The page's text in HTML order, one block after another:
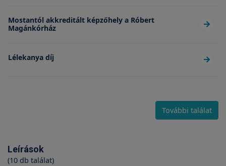
Mostantól akkreditált képzőhely a Róbert
Magánkórház
Lélekanya díj
További találat
Leírások
(10 db találat)